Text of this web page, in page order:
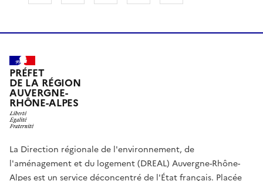
PRÉFET
DE LA RÉGION
AUVERGNE-
RHÔNE-ALPES
La Direction régionale de l'environnement, de
l'aménagement et du logement (DREAL) Auvergne-Rhône-
Alpes est un service déconcentré de l'État français. Placée